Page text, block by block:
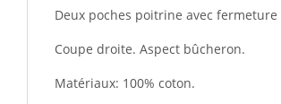
Deux poches poitrine avec
Coupe droite. Aspect bûcheron.
Matériaux: 100% coton.